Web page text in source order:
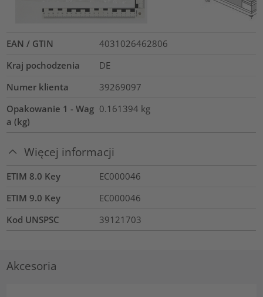
EAN / GTIN
4031026462806
Kraj pochodzenia
DE
Numer klienta
39269097
Opakowanie 1 - Wag
a (kg)
0.161394 kg
Więcej informacji
ETIM 8.0 Key
EC000046
ETIM 9.0 Key
EC000046
Kod UNSPSC
39121703
Akcesoria